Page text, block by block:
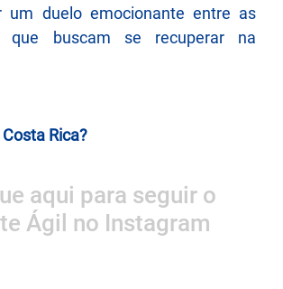
um duelo emocionante entre as
que buscam se recuperar na
Rica?
aqui para seguir o
Ágil no Instagram